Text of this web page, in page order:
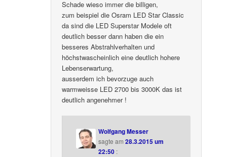
Schade wieso immer die billigen,
zum beispiel die Osram LED Star Classic
da sind die LED Superstar Modele oft
deutlich besser dann haben die ein
besseres Abstrahlverhalten und
höchstwascheinlich eine deutlich hohere
Lebenserwartung,
ausserdem ich bevorzuge auch
warmweisse LED 2700 bis 3000K das ist
deutlich angenehmer !
Wolfgang Messer
sagte am28.3.2015 um
22:50 :